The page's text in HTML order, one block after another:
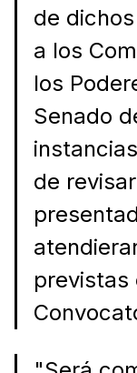
de
a los
los
Senado
de
previstas